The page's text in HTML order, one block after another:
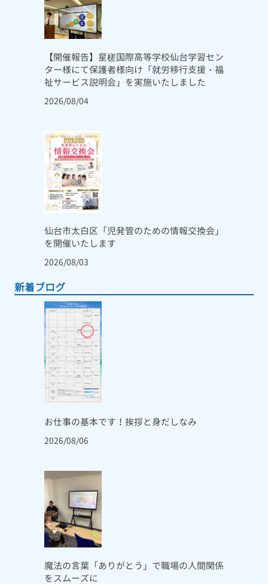
【開催報告】星槎国際高等学校仙台学習セン
ター様にて保護者様向け「就労移行支援・福
祉サービス説明会」を実施いたしました
2026/08/04
仙台市太白区「児発管のための情報交換会」
を開催いたします
2026/08/03
新着ブログ
お仕事の基本です！挨拶と身だしなみ
2026/08/06
魔法の言葉「ありがとう」で職場の人間関係
をスムーズに